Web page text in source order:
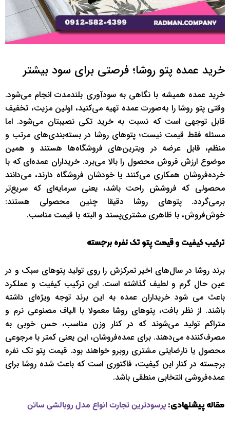
خرید عمده پتو روشا؛ فرصتی برای سود بیشتر
خرید عمده همیشه با نگاهی به سودآوری بلندمدت انجام می‌شود.
وقتی پتو روشا را به‌صورت عمده تهیه می‌کنید، اولین مزیت، تخفیف
قابل توجهی است که نسبت به خرید تکی نصیبتان می‌شود. اما
مسئله فقط قیمت نیست؛ پتوهای روشا در بسته‌بندی‌های مرتب و
منظم، قابل عرضه در ویترین‌های فروشگاه‌ها هستند و همین
موضوع ارزش فروش محصول را بالا می‌برد. خریداران عمده‌ای که با
خرده‌فروشان همکاری می‌کنند یا خودشان فروشگاه دارند، می‌دانند
محصولی که فروشش راحت باشد، یعنی سرمایه‌ای که سریع‌تر
برمی‌گردد. پتوهای روشا دقیقا چنین محصولی‌ هستند:
خوش‌فروش، با ظاهری مشتری‌پسند و البته با قیمت مناسب.
ترکیب کیفیت و قیمت پتو تک نفره برجسته
برند روشا در سال‌های اخیر تمرکزش را روی تولید پتوهای سبک و در
عین حال گرم و لطیف گذاشته است. این ترکیب کیفیت و عملکرد
باعث می شود خریداران عمده به این برند توجه ویژه‌ای داشته
باشند. از نظر بافت، پتوهای روشا معمولا با الیاف مصنوعی نرم و
متراکم تولید می‌شوند که در کنار وزن مناسب، حس خوبی به
مصرف‌کننده می‌دهند. برای عمده‌فروشان، این یعنی کمتر با مرجوعی
محصول یا نارضایتی مشتری روبرو خواهند بود. قیمت پتو تک نفره
برجسته در کنار این کیفیت، فاکتوری است که باعث شده روشا برای
عمده‌فروشی انتخابی منطقی باشد.
مقاله پیشنهادی: پرسودترین تجارت انواع مدل روبالشی ساتن